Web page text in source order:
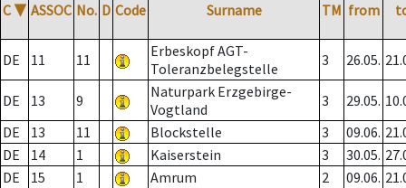
C ▼ ASSOC No. D Code Surname TM from
DE 11 11
Erbeskopf AGT-
Toleranzbelegstelle
3 26.05.
DE 13 9
Naturpark Erzgebirge-
Vogtland
3 29.05.
DE
13 11 Blockstelle 3 09.06.
DE
14 1 Kaiserstein 3 30.05.
DE
15 1 Amrum 2 09.06.